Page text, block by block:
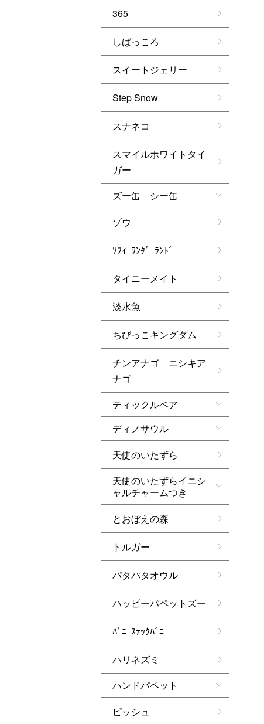
365
しばっころ
スイートジェリー
Step Snow
スナネコ
スマイルホワイトタイ
ガー
ズー缶 シー缶
ゾウ
ｿﾌｨｰﾜﾝﾀﾞｰﾗﾝﾄﾞ
タイニーメイト
淡水魚
ちびっこキングダム
チンアナゴ ニシキア
ナゴ
ティックルベア
ディノサウル
天使のいたずら
天使のいたずらイニシ
ャルチャームつき
とおぼえの森
トルガー
パタパタオウル
ハッピーパペットズー
ﾊﾞﾆｰｽﾃｯｸﾊﾞﾆｰ
ハリネズミ
ハンドパペット
ピッシュ